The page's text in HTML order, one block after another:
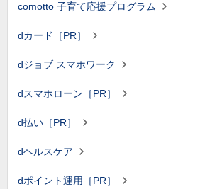
comotto 子育て応援プログラム
dカード［PR］
dジョブ スマホワーク
dスマホローン［PR］
d払い［PR］
dヘルスケア
dポイント運用［PR］